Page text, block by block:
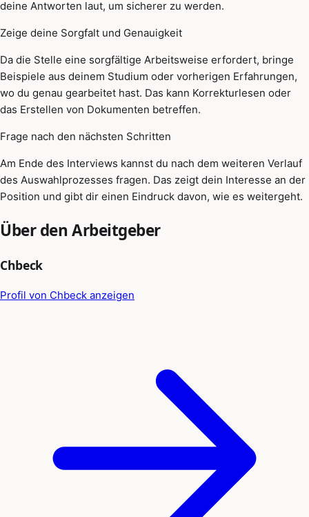
deine Antworten laut, um sicherer zu werden.
Zeige deine Sorgfalt und Genauigkeit
Da die Stelle eine sorgfältige Arbeitsweise erfordert, bringe
Beispiele aus deinem Studium oder vorherigen Erfahrungen,
wo du genau gearbeitet hast. Das kann Korrekturlesen oder
das Erstellen von Dokumenten betreffen.
Frage nach den nächsten Schritten
Am Ende des Interviews kannst du nach dem weiteren Verlauf
des Auswahlprozesses fragen. Das zeigt dein Interesse an der
Position und gibt dir einen Eindruck davon, wie es weitergeht.
Über den Arbeitgeber
Chbeck
Profil von Chbeck anzeigen